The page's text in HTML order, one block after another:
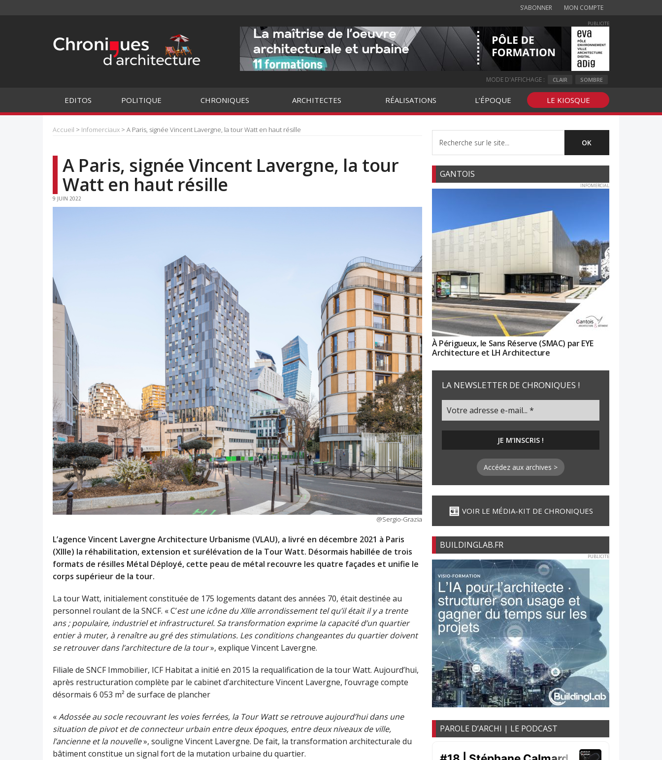
S’ABONNER MON COMPTE
PUBLICITE
MODE D'AFFICHAGE : CLAIR SOMBRE
EDITOS POLITIQUE CHRONIQUES ARCHITECTES RÉALISATIONS L’ÉPOQUE LE KIOSQUE
Accueil > Infomerciaux > A Paris, signée Vincent Lavergne, la tour Watt en haut résille
A Paris, signée Vincent Lavergne, la tour
Watt en haut résille
9 JUIN 2022
@Sergio-Grazia
L’agence Vincent Lavergne Architecture Urbanisme (VLAU), a livré en décembre 2021 à Paris
(XIIIe) la réhabilitation, extension et surélévation de la Tour Watt. Désormais habillée de trois
formats de résilles Métal Déployé, cette peau de métal recouvre les quatre façades et unifie le
corps supérieur de la tour.
La tour Watt, initialement constituée de 175 logements datant des années 70, était destinée au
personnel roulant de la SNCF. « C’est une icône du XIIIe arrondissement tel qu’il était il y a trente
ans ; populaire, industriel et infrastructurel. Sa transformation exprime la capacité d’un quartier
entier à muter, à renaître au gré des stimulations. Les conditions changeantes du quartier doivent
se retrouver dans l’architecture de la tour», explique Vincent Lavergne.
Filiale de SNCF Immobilier, ICF Habitat a initié en 2015 la requalification de la tour Watt. Aujourd’hui,
après restructuration complète par le cabinet d’architecture Vincent Lavergne, l’ouvrage compte
désormais 6 053 m² de surface de plancher
«Adossée au socle recouvrant les voies ferrées, la Tour Watt se retrouve aujourd’hui dans une
situation de pivot et de connecteur urbain entre deux époques, entre deux niveaux de ville,
l’ancienne et la nouvelle», souligne Vincent Lavergne. De fait, la transformation architecturale du
bâtiment constitue un signal fort de la mutation urbaine du quartier.
GANTOIS
INFOMERCIAL
À Périgueux, le Sans Réserve (SMAC) par EYE
Architecture et LH Architecture
LA NEWSLETTER DE CHRONIQUES !
Accédez aux archives >
VOIR LE MÉDIA-KIT DE CHRONIQUES
BUILDINGLAB.FR
PUBLICITE
PAROLE D’ARCHI | LE PODCAST